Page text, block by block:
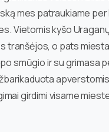
mes patraukiame
Vietomis kyšo
tranšėjos, o pats
smūgio ir su grimasa
girdimi visame